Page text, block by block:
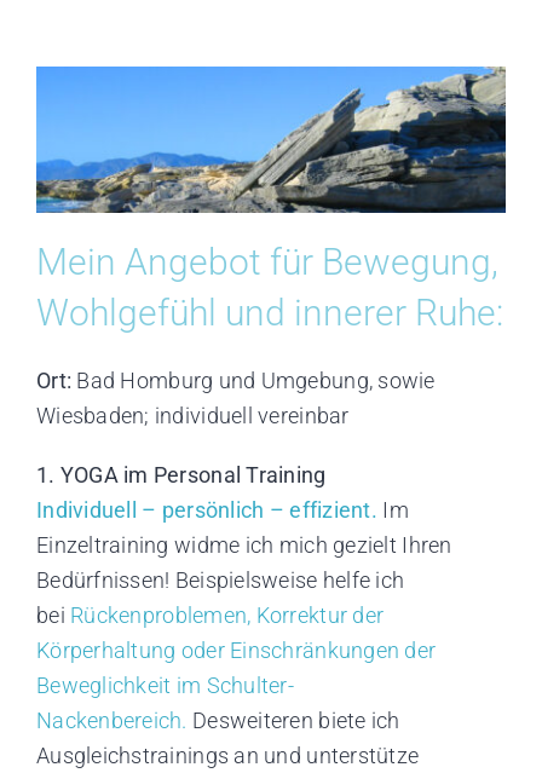
Mein Angebot für Bewegung,
Wohlgefühl und innerer Ruhe:
Ort: Bad Homburg und Umgebung, sowie
Wiesbaden; individuell vereinbar
1. YOGA im Personal Training
Individuell – persönlich – effizient. Im
Einzeltraining widme ich mich gezielt Ihren
Bedürfnissen! Beispielsweise helfe ich
bei Rückenproblemen, Korrektur der
Körperhaltung oder Einschränkungen der
Beweglichkeit im Schulter-
Nackenbereich. Desweiteren biete ich
Ausgleichstrainings an und unterstütze